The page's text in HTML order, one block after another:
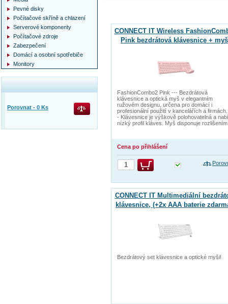
CONNECT IT Wireless
Pink bezdrátová klávesnice + myš
FashionCombo2 Pink --- Bezdrátová
klávesnice a optická myš v elegantním
ružovém designu, určena pro domácí i
profesionální použití v kancelářích a
- Klávesnice je výškově polohovatelná a
nízký profil kláves. Myš disponuje rozlišením
Cena po přihlášení
CONNECT IT Multimediální
klávesnice, (+2x AAA baterie
Bezdrátový set klávesnice a optické myši!
Pevné disky
Počítačové skříně a chlazení
Serverové komponenty
Počítačové zdroje
Zabezpečení
Domácí a osobní spotřebiče
Monitory
Porovnat - 0 Ks